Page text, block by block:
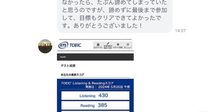
英文法一覧
鬼塚の教材一覧
プロフィール